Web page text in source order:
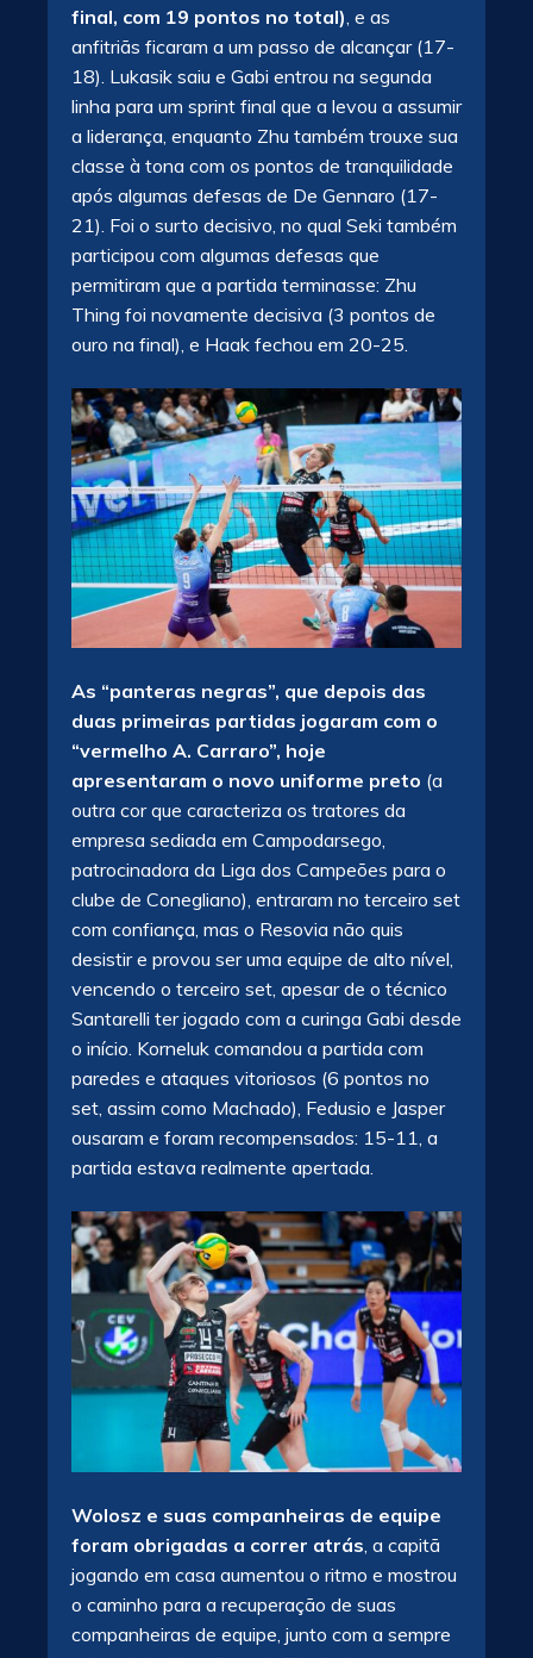
final, com 19 pontos no total) , e as
anfitriãs ficaram a um passo de alcançar (17-
18). Lukasik saiu e Gabi entrou na segunda
linha para um sprint final que a levou a assumir
a liderança, enquanto Zhu também trouxe sua
classe à tona com os pontos de tranquilidade
após algumas defesas de De Gennaro (17-
21). Foi o surto decisivo, no qual Seki também
participou com algumas defesas que
permitiram que a partida terminasse: Zhu
Thing foi novamente decisiva (3 pontos de
ouro na final), e Haak fechou em 20-25.
As “panteras negras”, que depois das
duas primeiras partidas jogaram com o
“vermelho A. Carraro”, hoje
apresentaram o novo uniforme preto (a
outra cor que caracteriza os tratores da
empresa sediada em Campodarsego,
patrocinadora da Liga dos Campeões para o
clube de Conegliano), entraram no terceiro set
com confiança, mas o Resovia não quis
desistir e provou ser uma equipe de alto nível,
vencendo o terceiro set, apesar de o técnico
Santarelli ter jogado com a curinga Gabi desde
o início. Korneluk comandou a partida com
paredes e ataques vitoriosos (6 pontos no
set, assim como Machado), Fedusio e Jasper
ousaram e foram recompensados: 15-11, a
partida estava realmente apertada.
Wolosz e suas companheiras de equipe
foram obrigadas a correr atrás , a capitã
jogando em casa aumentou o ritmo e mostrou
o caminho para a recuperação de suas
companheiras de equipe, junto com a sempre